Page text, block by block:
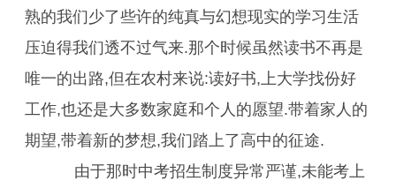
熟的我们少了些许的纯真与幻想现实的学习生活
压迫得我们透不过气来.那个时候虽然读书不再是
唯一的出路,但在农村来说:读好书,上大学找份好
工作,也还是大多数家庭和个人的愿望.带着家人的
期望,带着新的梦想,我们踏上了高中的征途.
由于那时中考招生制度异常严谨,未能考上